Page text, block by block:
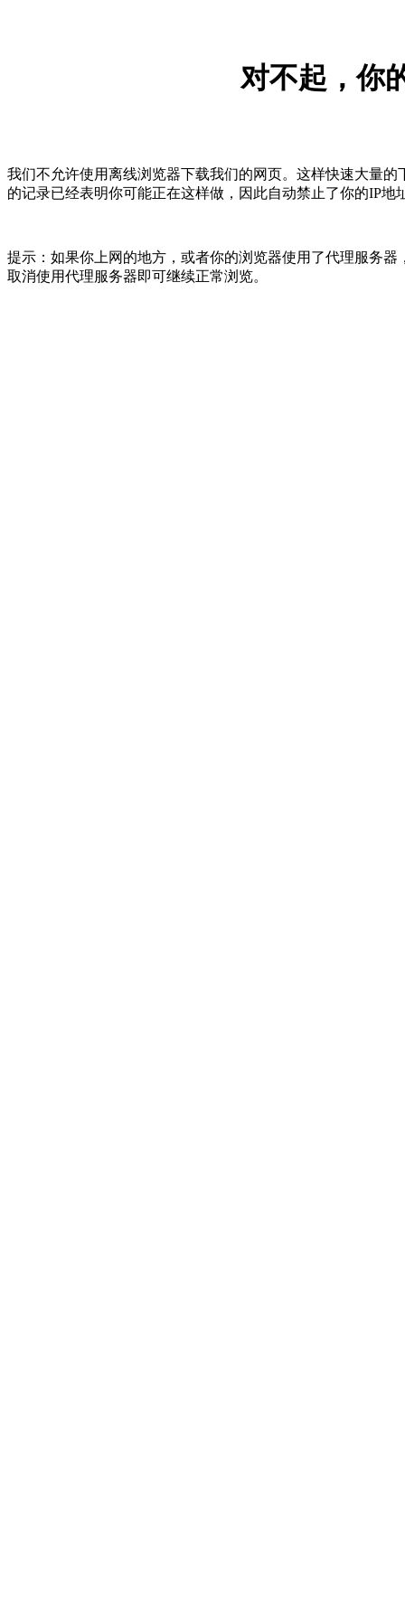
对不起，你
我们不允许使用离线浏览器下载我们的网页。这样快速大量
的记录已经表明你可能正在这样做，因此自动禁止了你的IP
提示：如果你上网的地方，或者你的浏览器使用了代理服务
取消使用代理服务器即可继续正常浏览。